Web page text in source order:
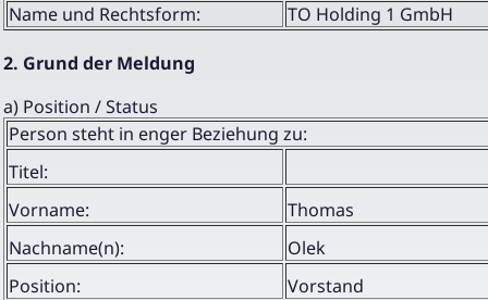
Name und Rechtsform:
TO Holding 1 GmbH
2. Grund der Meldung
a) Position / Status
Person steht in enger Beziehung zu:
Titel:
Vorname:
Thomas
Nachname(n):
Olek
Position:
Vorstand